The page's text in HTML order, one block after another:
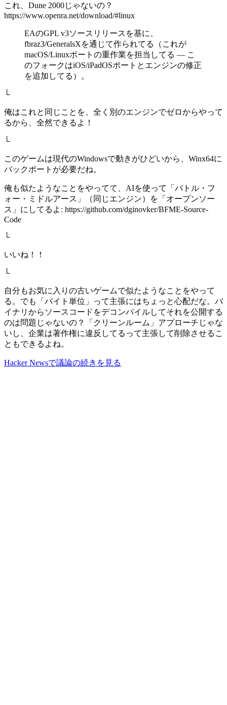
これ、Dune 2000じゃないの？
https://www.openra.net/download/#linux
EAのGPL v3ソースリリースを基に、
fbraz3/GeneralsXを通じて作られてる（これが
macOS/Linuxポートの重作業を担当してる — こ
のフォークはiOS/iPadOSポートとエンジンの修正
を追加してる）。
└
俺はこれと同じことを、全く別のエンジンでゼロからやって
るから、全然できるよ！
└
このゲームは現代のWindowsで動きがひどいから、Winx64に
バックポートが必要だね。
俺も似たようなことをやってて、AIを使って「バトル・フ
ォー・ミドルアース」（同じエンジン）を「オープンソー
ス」にしてるよ: https://github.com/dginovker/BFME-Source-
Code
└
いいね！！
└
自分もお気に入りの古いゲームで似たようなことをやって
る。でも「バイト単位」って主張にはちょっと心配だな。バ
イナリからソースコードをデコンパイルしてそれを公開する
のは問題じゃないの？「クリーンルーム」アプローチじゃな
いし、企業は著作権に違反してるって主張して削除させるこ
ともできるよね。
Hacker Newsで議論の続きを見る